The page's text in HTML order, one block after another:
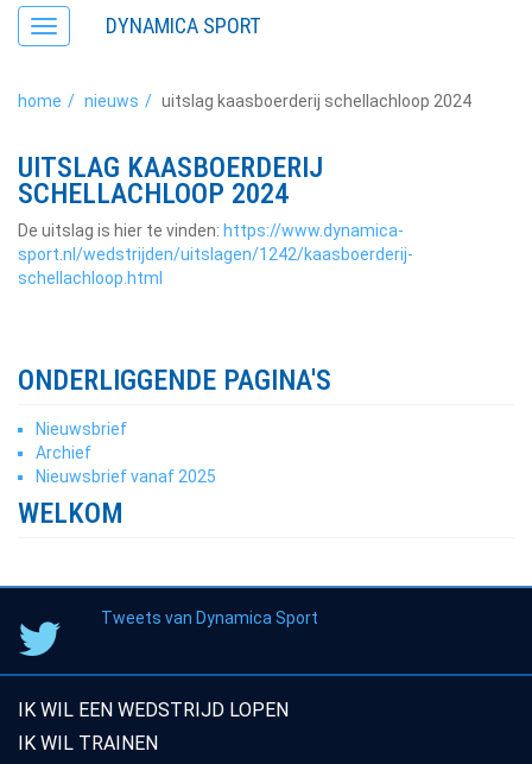
Toggle
navigation
DYNAMICA SPORT
home nieuws uitslag kaasboerderij schellachloop 2024
UITSLAG KAASBOERDERIJ
SCHELLACHLOOP 2024
De uitslag is hier te vinden: https://www.dynamica-
sport.nl/wedstrijden/uitslagen/1242/kaasboerderij-
schellachloop.html
ONDERLIGGENDE PAGINA'S
Nieuwsbrief
Archief
Nieuwsbrief vanaf 2025
WELKOM
Tweets van Dynamica Sport
IK WIL EEN WEDSTRIJD LOPEN
IK WIL TRAINEN